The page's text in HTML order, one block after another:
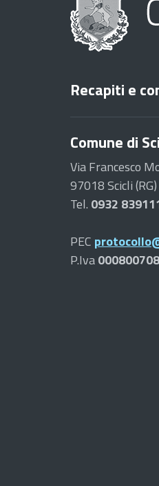
Recapiti e
Comune di
Via Francesco
97018 Scicli (RG)
Tel. 0932
PEC
P.Iva